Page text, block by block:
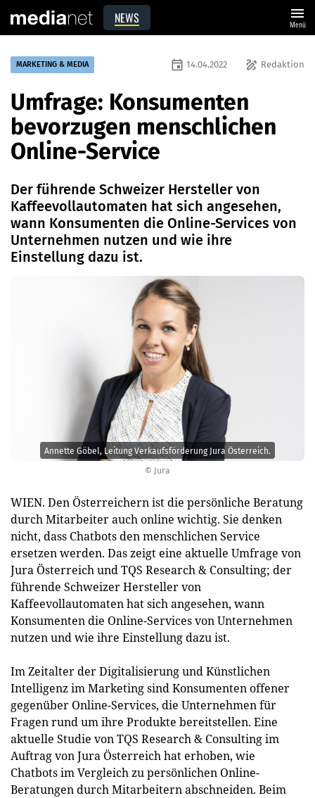
NEWS menu
Menü
© Jura
Annette Göbel, Leitung Verkaufsförderung Jura Österreich.
MARKETING & MEDIA draw Redaktion
event 14.04.2022
Umfrage: Konsumenten
bevorzugen menschlichen
Online-Service
Der führende Schweizer Hersteller von
Kaffeevollautomaten hat sich angesehen,
wann Konsumenten die Online-Services von
Unternehmen nutzen und wie ihre
Einstellung dazu ist.
WIEN. Den Österreichern ist die persönliche Beratung
durch Mitarbeiter auch online wichtig. Sie denken
nicht, dass Chatbots den menschlichen Service
ersetzen werden. Das zeigt eine aktuelle Umfrage von
Jura Österreich und TQS Research & Consulting; der
führende Schweizer Hersteller von
Kaffeevollautomaten hat sich angesehen, wann
Konsumenten die Online-Services von Unternehmen
nutzen und wie ihre Einstellung dazu ist.
Im Zeitalter der Digitalisierung und Künstlichen
Intelligenz im Marketing sind Konsumenten offener
gegenüber Online-Services, die Unternehmen für
Fragen rund um ihre Produkte bereitstellen. Eine
aktuelle Studie von TQS Research & Consulting im
Auftrag von Jura Österreich hat erhoben, wie
Chatbots im Vergleich zu persönlichen Online-
Beratungen durch Mitarbeitern abschneiden. Beim